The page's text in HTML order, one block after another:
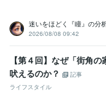
迷いをほどく『瞳』の分
2026/08/08 09:42
【第４回】なぜ「街角
吠えるのか？
記事
ライフスタイル